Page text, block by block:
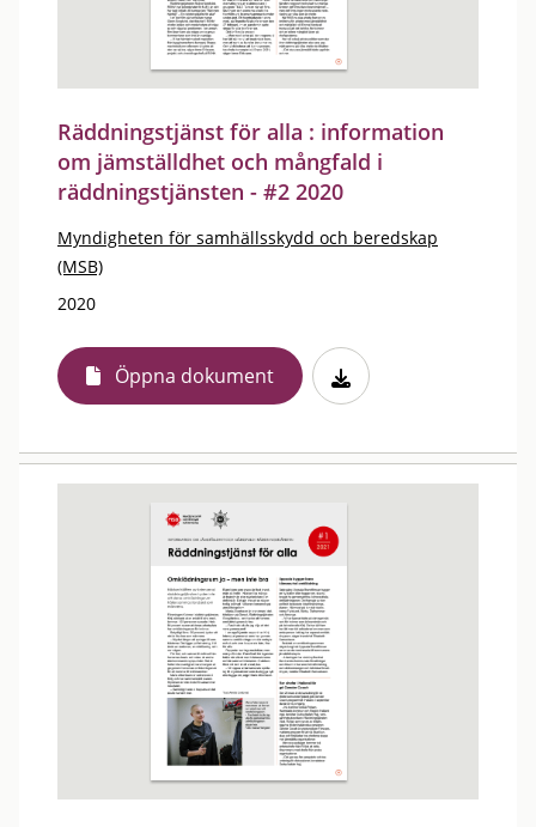
Räddningstjänst för alla : information
om jämställdhet och mångfald i
räddningstjänsten - #2 2020
Myndigheten för samhällsskydd och beredskap
(MSB)
2020
Öppna dokument